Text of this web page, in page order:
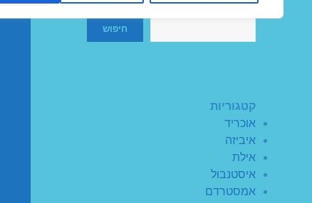
חיפוש
חיפוש
קטגוריות
אוכריד
איביזה
אילת
איסטנבול
אמסטרדם